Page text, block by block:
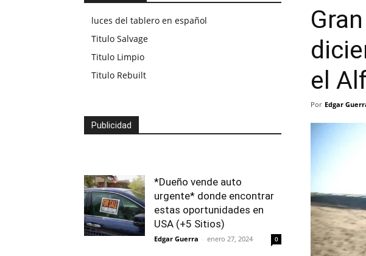
el
Por Edgar
luces del tablero en español
Titulo Salvage
Titulo Limpio
Titulo Rebuilt
Publicidad
*Dueño vende auto
urgente* donde encontrar
estas oportunidades en
USA (+5 Sitios)
Edgar Guerra - enero 27, 2024 0